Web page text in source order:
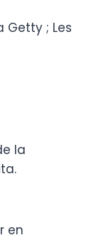
Getty ; Les
la
en